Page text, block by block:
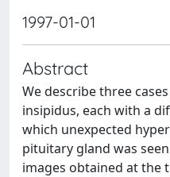
1997-01-01
Abstract
We describe three
insipidus, each with a
which unexpected
pituitary gland was
images obtained at the